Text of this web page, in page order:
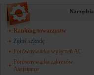
Narzędzia
Ranking towarzystw
Zgłoś szkodę
Porównywarka wyłączeń AC
Porównywarka zakresów
Assistance